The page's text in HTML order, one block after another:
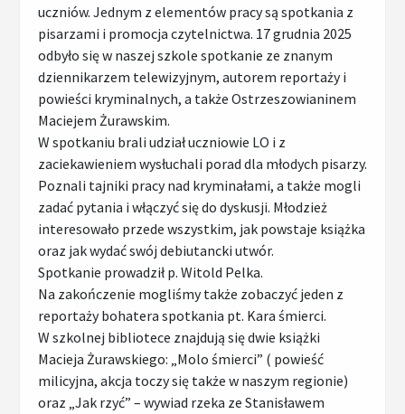
uczniów. Jednym z elementów pracy są spotkania z
pisarzami i promocja czytelnictwa. 17 grudnia 2025
odbyło się w naszej szkole spotkanie ze znanym
dziennikarzem telewizyjnym, autorem reportaży i
powieści kryminalnych, a także Ostrzeszowianinem
Maciejem Żurawskim.
W spotkaniu brali udział uczniowie LO i z
zaciekawieniem wysłuchali porad dla młodych pisarzy.
Poznali tajniki pracy nad kryminałami, a także mogli
zadać pytania i włączyć się do dyskusji. Młodzież
interesowało przede wszystkim, jak powstaje książka
oraz jak wydać swój debiutancki utwór.
Spotkanie prowadził p. Witold Pelka.
Na zakończenie mogliśmy także zobaczyć jeden z
reportaży bohatera spotkania pt. Kara śmierci.
W szkolnej bibliotece znajdują się dwie książki
Macieja Żurawskiego: „Molo śmierci” ( powieść
milicyjna, akcja toczy się także w naszym regionie)
oraz „Jak rzyć” – wywiad rzeka ze Stanisławem